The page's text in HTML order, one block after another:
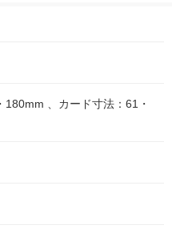
180mm 、カード寸法：61・